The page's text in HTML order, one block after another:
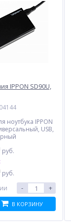
IPPON SD90U,
ноутбука IPPON
USB,
руб.
руб.
- +
В КОРЗИНУ